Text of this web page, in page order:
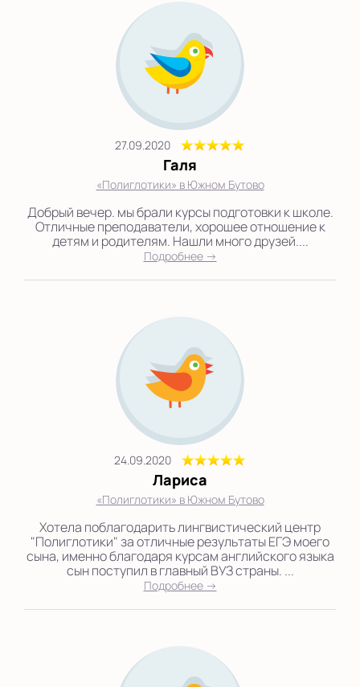
27.09.2020
Галя
«Полиглотики» в Южном Бутово
Добрый вечер. мы брали курсы подготовки к школе.
Отличные преподаватели, хорошее отношение к
детям и родителям. Нашли много друзей....
Подробнее →
24.09.2020
Лариса
«Полиглотики» в Южном Бутово
Хотела поблагодарить лингвистический центр
"Полиглотики" за отличные результаты ЕГЭ моего
сына, именно благодаря курсам английского языка
сын поступил в главный ВУЗ страны. ...
Подробнее →